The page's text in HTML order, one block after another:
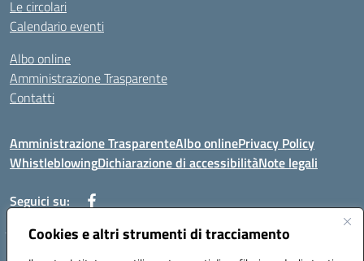
Cookies e altri strumenti di tracciamento
Le circolari
Calendario eventi
Albo online
Amministrazione Trasparente
Contatti
Amministrazione TrasparenteAlbo onlinePrivacy Policy
WhistleblowingDichiarazione di accessibilitàNote legali
Seguici su:
Telefono: 0881814875